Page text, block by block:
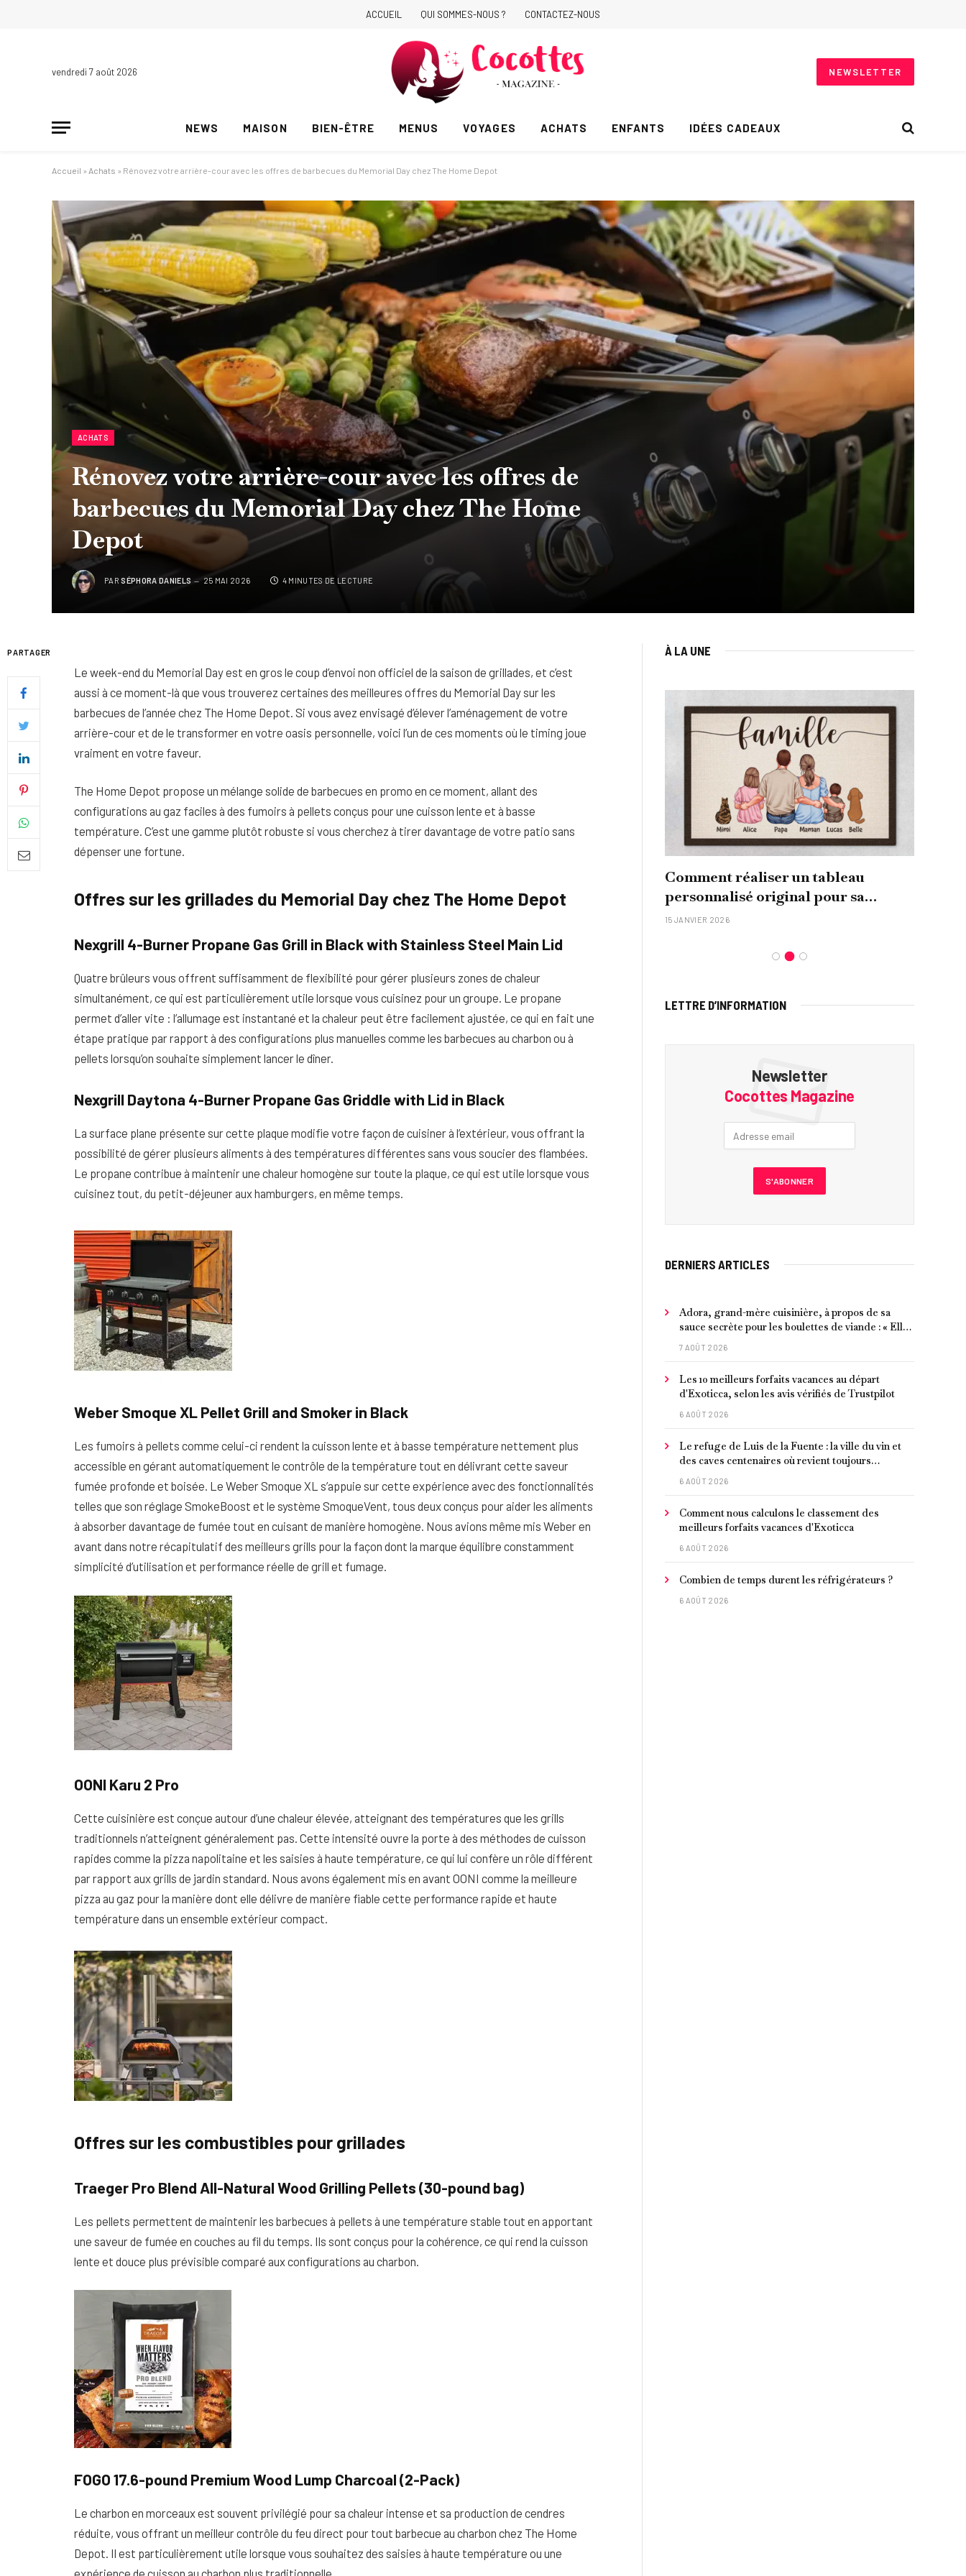
ACCUEIL QUI SOMMES-NOUS ? CONTACTEZ-NOUS
vendredi 7 août 2026 NEWSLETTER
NEWS MAISON BIEN-ÊTRE MENUS VOYAGES ACHATS ENFANTS IDÉES CADEAUX
Accueil » Achats » Rénovez votre arrière-cour avec les offres de barbecues du Memorial Day chez The Home Depot
ACHATS
Rénovez votre arrière-cour avec les offres de
barbecues du Memorial Day chez The Home
Depot
PAR SÉPHORA DANIELS 25 MAI 2026 4 MINUTES DE LECTURE
PARTAGER
Le week-end du Memorial Day est en gros le coup d’envoi non officiel de la saison de grillades, et c’est
aussi à ce moment-là que vous trouverez certaines des meilleures offres du Memorial Day sur les
barbecues de l’année chez The Home Depot. Si vous avez envisagé d’élever l’aménagement de votre
arrière-cour et de le transformer en votre oasis personnelle, voici l’un de ces moments où le timing joue
vraiment en votre faveur.
The Home Depot propose un mélange solide de barbecues en promo en ce moment, allant des
configurations au gaz faciles à des fumoirs à pellets conçus pour une cuisson lente et à basse
température. C’est une gamme plutôt robuste si vous cherchez à tirer davantage de votre patio sans
dépenser une fortune.
Offres sur les grillades du Memorial Day chez The Home Depot
Nexgrill 4-Burner Propane Gas Grill in Black with Stainless Steel Main Lid
Quatre brûleurs vous offrent suffisamment de flexibilité pour gérer plusieurs zones de chaleur
simultanément, ce qui est particulièrement utile lorsque vous cuisinez pour un groupe. Le propane
permet d’aller vite : l’allumage est instantané et la chaleur peut être facilement ajustée, ce qui en fait une
étape pratique par rapport à des configurations plus manuelles comme les barbecues au charbon ou à
pellets lorsqu’on souhaite simplement lancer le dîner.
Nexgrill Daytona 4-Burner Propane Gas Griddle with Lid in Black
La surface plane présente sur cette plaque modifie votre façon de cuisiner à l’extérieur, vous offrant la
possibilité de gérer plusieurs aliments à des températures différentes sans vous soucier des flambées.
Le propane contribue à maintenir une chaleur homogène sur toute la plaque, ce qui est utile lorsque vous
cuisinez tout, du petit-déjeuner aux hamburgers, en même temps.
Weber Smoque XL Pellet Grill and Smoker in Black
Les fumoirs à pellets comme celui-ci rendent la cuisson lente et à basse température nettement plus
accessible en gérant automatiquement le contrôle de la température tout en délivrant cette saveur
fumée profonde et boisée. Le Weber Smoque XL s’appuie sur cette expérience avec des fonctionnalités
telles que son réglage SmokeBoost et le système SmoqueVent, tous deux conçus pour aider les aliments
à absorber davantage de fumée tout en cuisant de manière homogène. Nous avions même mis Weber en
avant dans notre récapitulatif des meilleurs grills pour la façon dont la marque équilibre constamment
simplicité d’utilisation et performance réelle de grill et fumage.
OONI Karu 2 Pro
Cette cuisinière est conçue autour d’une chaleur élevée, atteignant des températures que les grills
traditionnels n’atteignent généralement pas. Cette intensité ouvre la porte à des méthodes de cuisson
rapides comme la pizza napolitaine et les saisies à haute température, ce qui lui confère un rôle différent
par rapport aux grills de jardin standard. Nous avons également mis en avant OONI comme la meilleure
pizza au gaz pour la manière dont elle délivre de manière fiable cette performance rapide et haute
température dans un ensemble extérieur compact.
Offres sur les combustibles pour grillades
Traeger Pro Blend All-Natural Wood Grilling Pellets (30-pound bag)
Les pellets permettent de maintenir les barbecues à pellets à une température stable tout en apportant
une saveur de fumée en couches au fil du temps. Ils sont conçus pour la cohérence, ce qui rend la cuisson
lente et douce plus prévisible comparé aux configurations au charbon.
FOGO 17.6-pound Premium Wood Lump Charcoal (2-Pack)
Le charbon en morceaux est souvent privilégié pour sa chaleur intense et sa production de cendres
réduite, vous offrant un meilleur contrôle du feu direct pour tout barbecue au charbon chez The Home
Depot. Il est particulièrement utile lorsque vous souhaitez des saisies à haute température ou une
À LA UNE
uniforme et lumineuse
utiliser pour ne pas l’irriter ?
Comment réaliser un tableau
personnalisé original pour sa
famille ?
15 JANVIER 2026
LETTRE D’INFORMATION
Newsletter
Cocottes Magazine
DERNIERS ARTICLES
Adora, grand-mère cuisinière, à propos de sa
sauce secrète pour les boulettes de viande : « Elle
contient un peu de curcuma, du poivre, une
7 AOÛT 2026
Les 10 meilleurs forfaits vacances au départ
d'Exoticca, selon les avis vérifiés de Trustpilot
6 AOÛT 2026
Le refuge de Luis de la Fuente : la ville du vin et
des caves centenaires où revient toujours
l'entraîneur espagnol
6 AOÛT 2026
Comment nous calculons le classement des
meilleurs forfaits vacances d'Exoticca
6 AOÛT 2026
Combien de temps durent les réfrigérateurs ?
6 AOÛT 2026